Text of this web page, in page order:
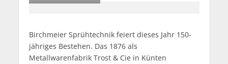
Birchmeier Sprühtechnik feiert dieses Jahr 150-
jähriges Bestehen. Das 1876 als
Metallwarenfabrik Trost & Cie in Künten